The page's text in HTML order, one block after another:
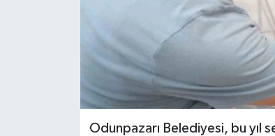
Odunpazarı Belediyesi, bu yıl